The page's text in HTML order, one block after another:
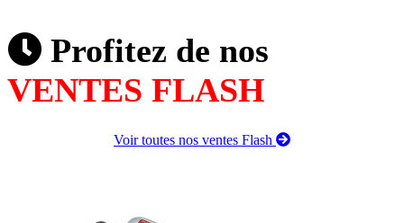
Profitez de nos
VENTES FLASH
Voir toutes nos ventes Flash